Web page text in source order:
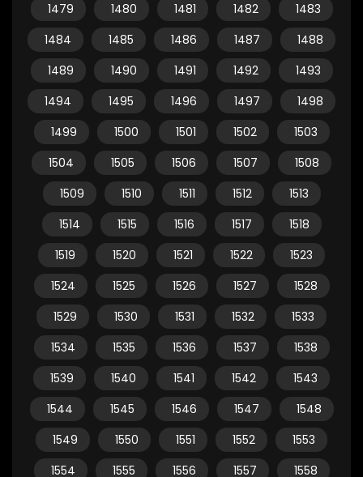
1479
1480 1481 1482
1483
1484
1485 1486 1487
1488
1489
1490 1491 1492
1493
1494
1495 1496 1497
1498
1499
1500 1501 1502
1503
1504
1505 1506 1507
1508
1509
1510 1511 1512
1513
1514
1515 1516 1517
1518
1519
1520 1521 1522
1523
1524
1525 1526 1527
1528
1529
1530 1531 1532
1533
1534
1535 1536 1537
1538
1539
1540 1541 1542
1543
1544
1545 1546 1547
1548
1549
1550 1551 1552
1553
1554
1555 1556 1557
1558